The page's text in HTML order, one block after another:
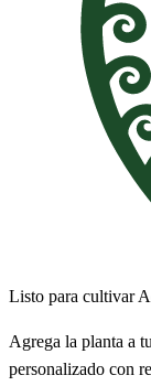
Listo para cultivar
Agrega la planta a
personalizado con